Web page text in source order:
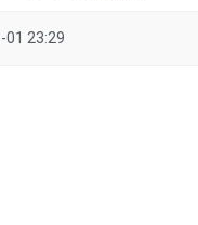
01 23:29